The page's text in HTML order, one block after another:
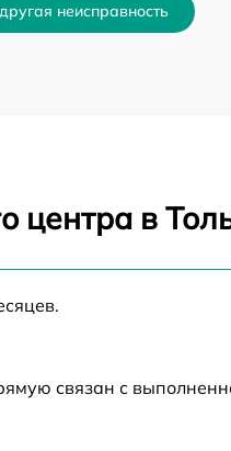
от 60 мин
неисправность
центра в
связан с